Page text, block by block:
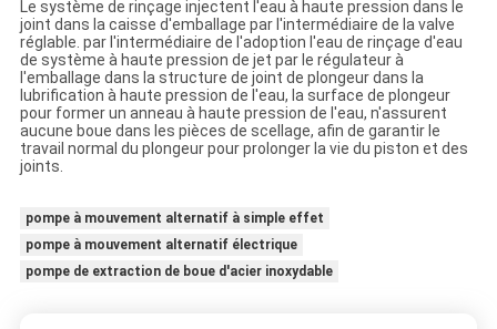
Le système de rinçage injectent l'eau à haute pression dans le
joint dans la caisse d'emballage par l'intermédiaire de la valve
réglable. par l'intermédiaire de l'adoption l'eau de rinçage d'eau
de système à haute pression de jet par le régulateur à
l'emballage dans la structure de joint de plongeur dans la
lubrification à haute pression de l'eau, la surface de plongeur
pour former un anneau à haute pression de l'eau, n'assurent
aucune boue dans les pièces de scellage, afin de garantir le
travail normal du plongeur pour prolonger la vie du piston et des
joints.
pompe à mouvement alternatif à simple effet
pompe à mouvement alternatif électrique
pompe de extraction de boue d'acier inoxydable